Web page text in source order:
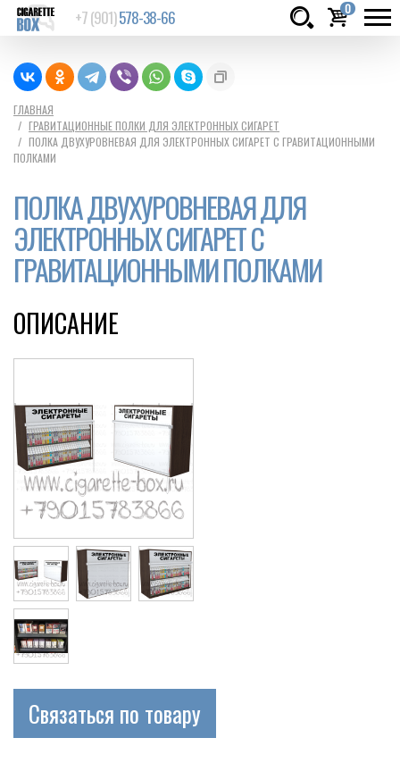
+7 (901)578-38-66 0
ГЛАВНАЯ
ГРАВИТАЦИОННЫЕ ПОЛКИ ДЛЯ ЭЛЕКТРОННЫХ СИГАРЕТ
ПОЛКА ДВУХУРОВНЕВАЯ ДЛЯ ЭЛЕКТРОННЫХ СИГАРЕТ С ГРАВИТАЦИОННЫМИ
ПОЛКАМИ
ПОЛКА ДВУХУРОВНЕВАЯ ДЛЯ
ЭЛЕКТРОННЫХ СИГАРЕТ С
ГРАВИТАЦИОННЫМИ ПОЛКАМИ
ОПИСАНИЕ
Связаться по товару